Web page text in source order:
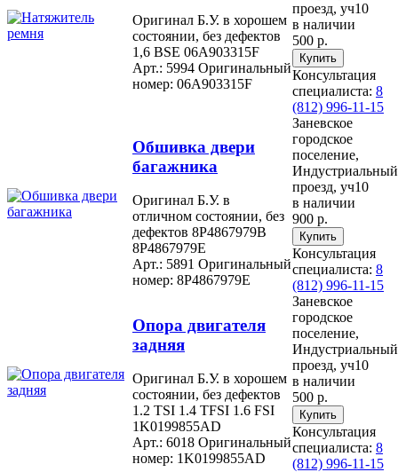
Оригинал Б.У. в хорошем
состоянии, без дефектов
1,6 BSE 06A903315F
Арт.: 5994 Оригинальный
номер: 06A903315F
проезд, уч10
в наличии
500 р.
Консультация
специалиста: 8
(812) 996-11-15
Обшивка двери
багажника
Оригинал Б.У. в
отличном состоянии, без
дефектов 8P4867979B
8P4867979E
Арт.: 5891 Оригинальный
номер: 8P4867979E
Заневское
городское
поселение,
Индустриальный
проезд, уч10
в наличии
900 р.
Консультация
специалиста: 8
(812) 996-11-15
Опора двигателя
задняя
Оригинал Б.У. в хорошем
состоянии, без дефектов
1.2 TSI 1.4 TFSI 1.6 FSI
1K0199855AD
Арт.: 6018 Оригинальный
номер: 1K0199855AD
Заневское
городское
поселение,
Индустриальный
проезд, уч10
в наличии
500 р.
Консультация
специалиста: 8
(812) 996-11-15